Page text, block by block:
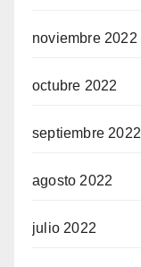
noviembre 2022
octubre 2022
septiembre 2022
agosto 2022
julio 2022